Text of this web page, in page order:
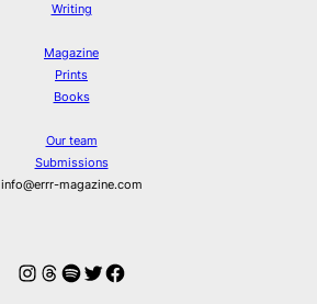
Writing
Magazine
Prints
Books
Our team
Submissions
info@errr-magazine.com
Instagram
Threads
Spotify
Twitter
Facebook